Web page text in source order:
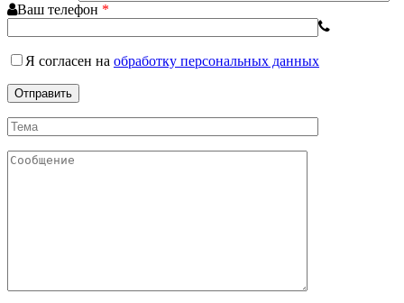
Ваш телефон *
Я согласен на обработку персональных данных